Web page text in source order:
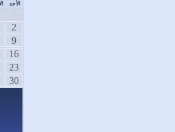
الإثنين
27
10
17
24
31